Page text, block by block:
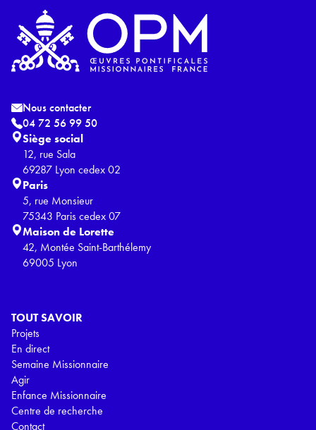
TOUT SAVOIR
Projets
En direct
Semaine Missionnaire
Agir
Enfance Missionnaire
Centre de recherche
Contact
Nous contacter
04 72 56 99 50
Siège social
12, rue Sala
69287 Lyon cedex 02
Paris
5, rue Monsieur
75343 Paris cedex 07
Maison de Lorette
42, Montée Saint-Barthélemy
69005 Lyon